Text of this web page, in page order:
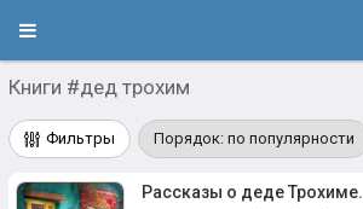
Книги #дед трохим
Фильтры Порядок: по популярности
Рассказы о деде Трохиме.